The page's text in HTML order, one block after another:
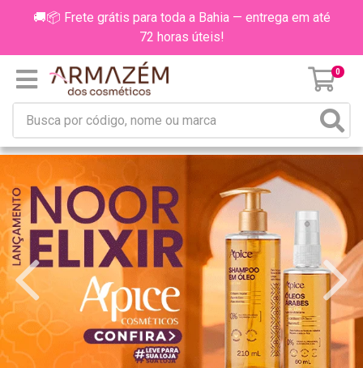
🚚📦 Frete grátis para toda a Bahia — entrega em até
72 horas úteis!
0